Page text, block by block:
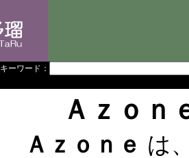
キーワード：
Ａｚｏｎ
Ａｚｏｎｅ は